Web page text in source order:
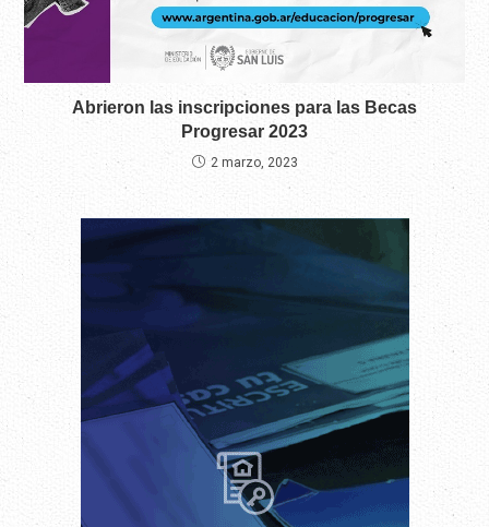
Abrieron las inscripciones para las Becas
Progresar 2023
2 marzo, 2023